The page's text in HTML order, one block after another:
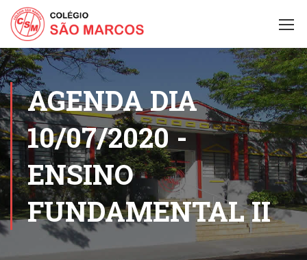
AGENDA DIA
10/07/2020 -
ENSINO
FUNDAMENTAL II